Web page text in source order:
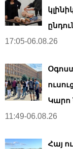
17:05-06.08.26
Կարո
11:49-06.08.26
Հայ